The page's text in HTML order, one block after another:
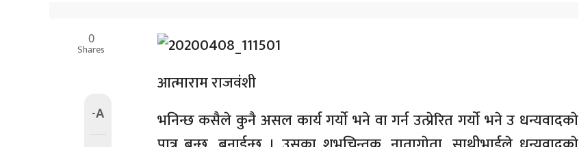
0
Shares
-A
आत्माराम राजवंशी
भनिन्छ कसैले कुनै असल कार्य गर्याे भने वा गर्न उत्प्रेरित गर्याे भने उ धन्यवादकाे